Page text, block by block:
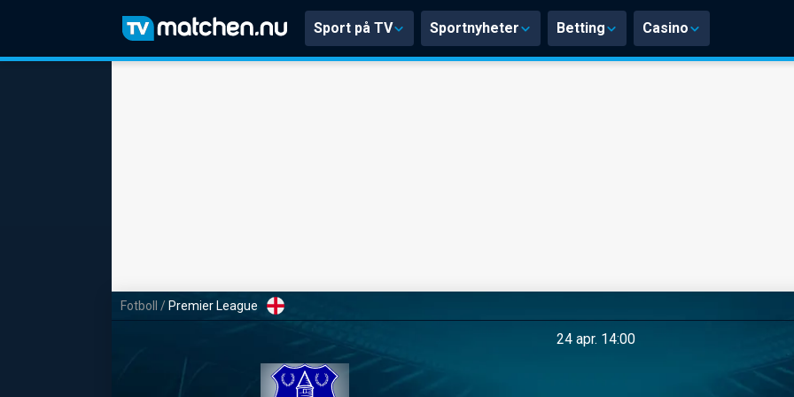
Sport på TV Sportnyheter Betting Casino
Fotboll / Premier League
24 apr. 14:00